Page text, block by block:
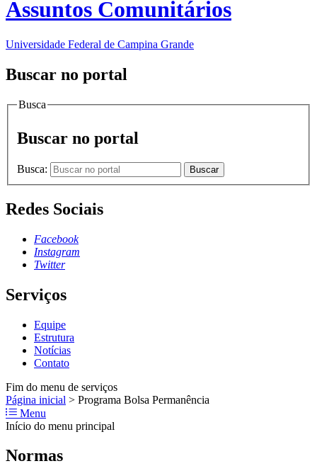
Assuntos Comunitários
Universidade Federal de Campina Grande
Buscar no portal
Busca
Buscar no portal
Busca: Buscar
Redes Sociais
Facebook
Instagram
Twitter
Serviços
Equipe
Estrutura
Notícias
Contato
Fim do menu de serviços
Página inicial > Programa Bolsa Permanência
Menu
Início do menu principal
Normas